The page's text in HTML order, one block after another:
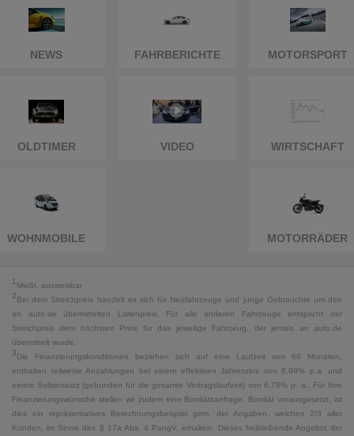
NEWS FAHRBERICHTE MOTORSPORT
OLDTIMER VIDEO WIRTSCHAFT
WOHNMOBILE MOTORRÄDER
1MwSt. ausweisbar
2Bei dem Streichpreis handelt es sich für Neufahrzeuge und junge Gebrauchte um den
an auto.de übermittelten Listenpreis. Für alle anderen Fahrzeuge entspricht der
Streichpreis dem höchsten Preis für das jeweilige Fahrzeug, der jemals an auto.de
übermittelt wurde.
3Die Finanzierungskonditionen beziehen sich auf eine Laufzeit von 60 Monaten,
enthalten teilweise Anzahlungen bei einem effektiven Jahreszins von 6,99% p.a. und
einem Sollzinssatz (gebunden für die gesamte Vertragslaufzeit) von 6,78% p. a.. Für Ihre
Finanzierungswünsche stellen wir zudem eine Bonitätsanfrage. Bonität vorausgesetzt, ist
dies ein repräsentatives Berechnungsbeispiel gem. der Angaben, welches 2/3 aller
Kunden, im Sinne des § 17a Abs. 4 PangV, erhalten. Dieses freibleibende Angebot der